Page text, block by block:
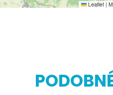
Leaflet |